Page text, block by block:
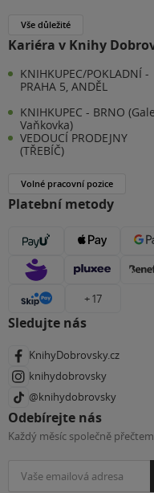
Vše důležité
Kariéra v Knihy
KNIHKUPEC/POKLADNÍ -
PRAHA 5, ANDĚL
KNIHKUPEC - BRNO
Vaňkovka)
VEDOUCÍ PRODEJNY
(TŘEBÍČ)
Volné pracovní pozice
Platební metody
+ 17
Sledujte nás
KnihyDobrovsky.cz
knihydobrovsky
@knihydobrovsky
Odebírejte nás
Každý měsíc společně